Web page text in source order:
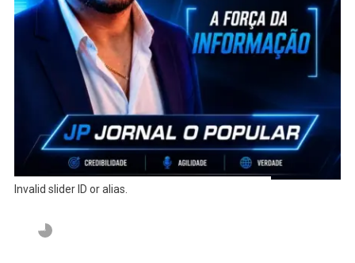
Invalid slider ID or alias.